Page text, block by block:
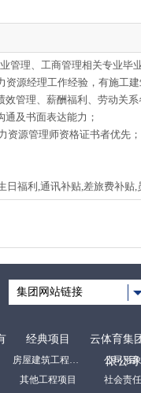
管理、工商管理相关专业毕
源经理工作经验，有施工
管理、薪酬福利、劳动关
及书面表达能力；
资源管理师资格证书者优先；
福利,通讯补贴,差旅费补贴,
集团网站链接
经典项目
房屋建筑工程项目
其他工程项目
云体育集
限公司
公司形象
社会责任